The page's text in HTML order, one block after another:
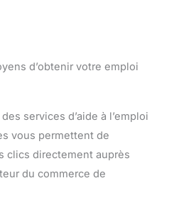
d’obtenir votre emploi
services d’aide à l’emploi
vous permettent de
clics directement auprès
du commerce de